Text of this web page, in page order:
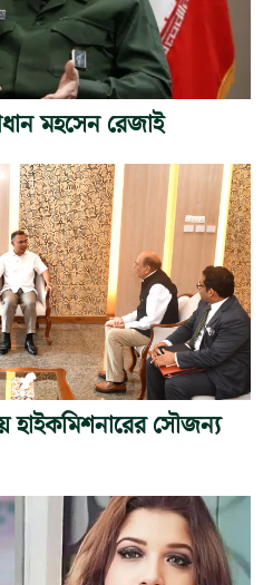
মহসেন রেজাই
হাইকমিশনারের সৌজন্য